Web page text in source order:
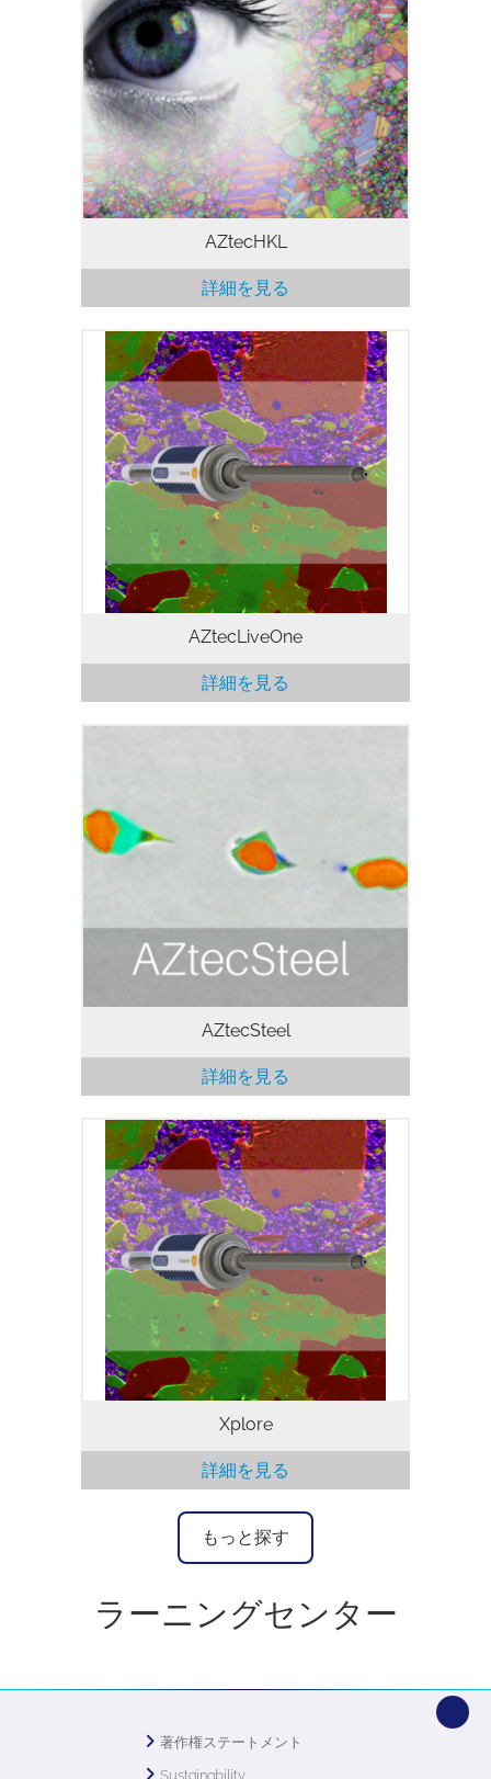
EBSD分析ソフトウェア 最もパワフルな
EBSDソフトウェアであるAZtecHKLは、
ルーチン分析のためのスピードと結果の正
確さ、そしてEBSDの限界を押し広げるア
プリケーションに必要な柔軟性とパワーを
兼ね備えています。
AZtecHKL
詳細を見る
AZtecLiveOneソフトウェアプラットフォ
ームは、EDSのような複雑なタスクを可能
な限り迅速かつ簡単にするための理想的な
ソリューションです。 膨大なトレーニン
グやEDSの高度な知識は必要ありません。
お客様はわずかなトレーニングで、信頼性
のある結果が得られます。
AZtecLiveOne
詳細を見る
査型電子顕微鏡 (SEM) に付属したエネル
ギー分散型X線マイクロアナライザ (EDS)
を使用し、鋼の介在物の分析および分類を
するために特別に開発された自動鉄鉱介在
り、介在物の検出、測定、分析を実行、結
果のデータセットは公表規格に従って処理
されます。また、AZtecSteel…
AZtecSteel
詳細を見る
コンパクトなXploreシリコンドリフト検
出器(SDD)は、SEMにおけるルーチン的な
EDS分析に最適です。 Xploreの発表はオ
ックスフォードインスツルメンツの包括的
なEDS製品ラインナップを補完するもの
で、AZtecLiveリアルタイムケミカルイメ
ージングがすべてのユーザーに利用可能に
なりました。
Xplore
詳細を見る
もっと探す
ラーニングセンター
著作権ステートメント
Sustainability